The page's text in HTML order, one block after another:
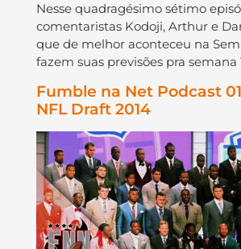
Nesse quadragésimo sétimo
comentaristas Kodoji, Arthur e
que de melhor aconteceu na
fazem suas previsões pra semana
Fumble na Net Podcast
NFL Draft 2014